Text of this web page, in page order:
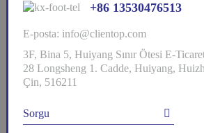
+86 13530476513
E-posta: info@clientop.com
3F, Bina 5, Huiyang Sınır Ötesi E-
28 Longsheng 1. Cadde, Huiyang,
Çin, 516211
Sorgu